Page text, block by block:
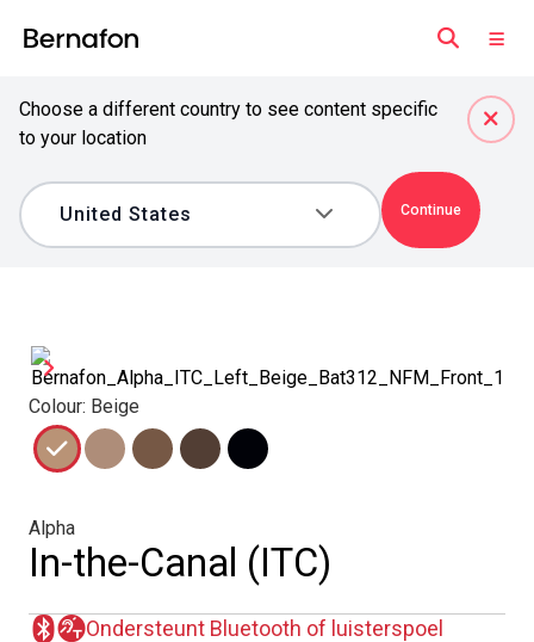
Choose a different country to see content specific
to your location
Continue
Colour: Beige
Alpha
In-the-Canal (ITC)
Ondersteunt Bluetooth of luisterspoel